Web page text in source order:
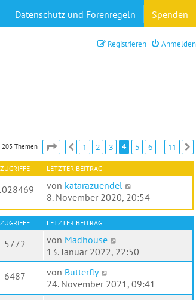
Datenschutz und Forenregeln Spenden
Anmelden
Registrieren
203 Themen Seite von11
Vorherige
1 2 3 4 5 6 … 11
ZUGRIFFE LETZTER BEITRAG
von katarazuendel
8. November 2020, 20:54
ZUGRIFFE LETZTER BEITRAG
5772 von Madhouse
13. Januar 2022, 22:50
6487 von Butterfly
24. November 2021, 09:41